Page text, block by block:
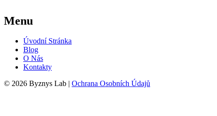
Menu
Úvodní Stránka
Blog
O Nás
Kontakty
© 2026 Byznys Lab | Ochrana Osobních Údajů